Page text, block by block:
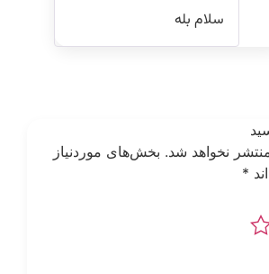
سلام بله
نخواهد شد. بخش‌های موردنیاز